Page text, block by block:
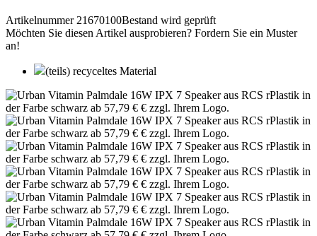
Artikelnummer 21670100Bestand wird geprüft
Möchten Sie diesen Artikel ausprobieren? Fordern Sie ein Muster
an!
(teils) recyceltes Material